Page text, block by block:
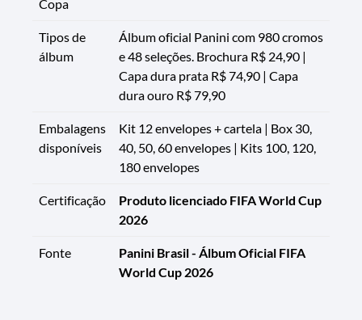
Copa
Tipos de
álbum
Álbum oficial Panini com 980 cromos
e 48 seleções. Brochura R$ 24,90 |
Capa dura prata R$ 74,90 | Capa
dura ouro R$ 79,90
Embalagens
disponíveis
Kit 12 envelopes + cartela | Box 30,
40, 50, 60 envelopes | Kits 100, 120,
180 envelopes
Certificação
Produto licenciado FIFA World Cup
2026
Fonte
Panini Brasil - Álbum Oficial FIFA
World Cup 2026